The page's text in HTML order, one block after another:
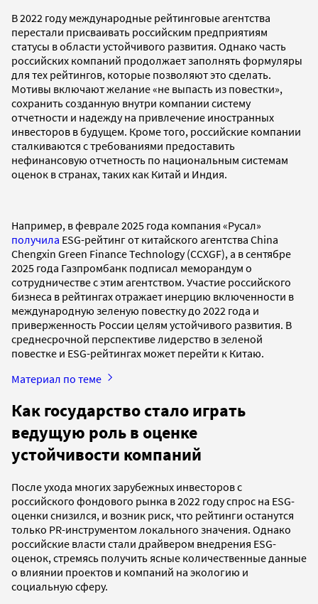
В 2022 году международные рейтинговые агентства
перестали присваивать российским предприятиям
статусы в области устойчивого развития. Однако часть
российских компаний продолжает заполнять формуляры
для тех рейтингов, которые позволяют это сделать.
Мотивы включают желание «не выпасть из повестки»,
сохранить созданную внутри компании систему
отчетности и надежду на привлечение иностранных
инвесторов в будущем. Кроме того, российские компании
сталкиваются с требованиями предоставить
нефинансовую отчетность по национальным системам
оценок в странах, таких как Китай и Индия.
Например, в феврале 2025 года компания «Русал»
получила ESG-рейтинг от китайского агентства China
Chengxin Green Finance Technology (CCXGF), а в сентябре
2025 года Газпромбанк подписал меморандум о
сотрудничестве с этим агентством. Участие российского
бизнеса в рейтингах отражает инерцию включенности в
международную зеленую повестку до 2022 года и
приверженность России целям устойчивого развития. В
среднесрочной перспективе лидерство в зеленой
повестке и ESG-рейтингах может перейти к Китаю.
Материал по теме
Как государство стало играть
ведущую роль в оценке
устойчивости компаний
После ухода многих зарубежных инвесторов с
российского фондового рынка в 2022 году спрос на ESG-
оценки снизился, и возник риск, что рейтинги останутся
только PR-инструментом локального значения. Однако
российские власти стали драйвером внедрения ESG-
оценок, стремясь получить ясные количественные данные
о влиянии проектов и компаний на экологию и
социальную сферу.